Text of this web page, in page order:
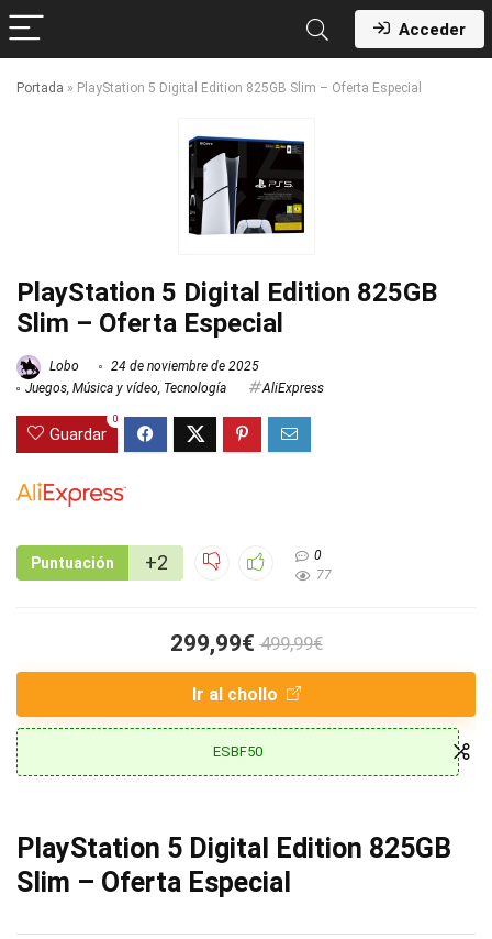
Acceder
Portada » PlayStation 5 Digital Edition 825GB Slim – Oferta Especial
PlayStation 5 Digital Edition 825GB
Slim – Oferta Especial
Lobo
24 de noviembre de 2025
Juegos, Música y vídeo, Tecnología AliExpress
Guardar
0
Puntuación +2
0
77
299,99€ 499,99€
Ir al chollo
ESBF50
PlayStation 5 Digital Edition 825GB
Slim – Oferta Especial